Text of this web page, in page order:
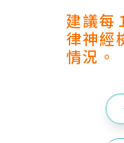
建議每
律神經
情況。